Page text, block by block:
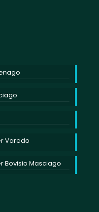
Varedo
Bovisio Masciago